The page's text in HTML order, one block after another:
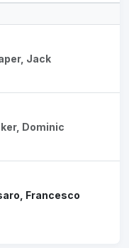
Jack
Dominic
Francesco